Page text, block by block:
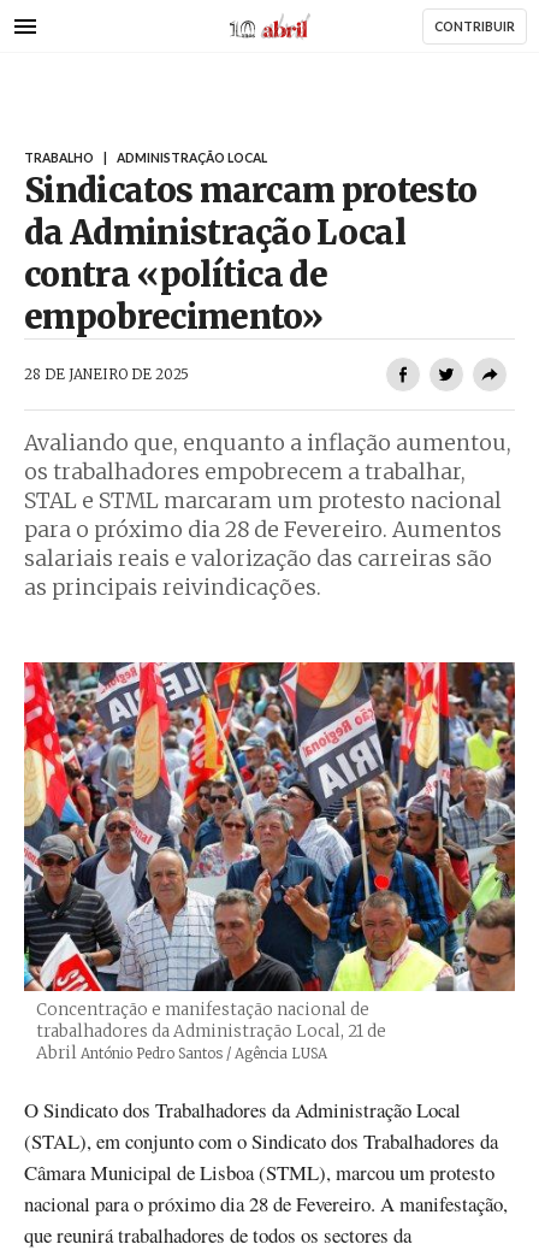
para
AbrilAbril CONTRIBUIR
TRABALHO ADMINISTRAÇÃO LOCAL
Sindicatos marcam protesto
da Administração Local
contra «política de
empobrecimento»
28 DE JANEIRO DE 2025
Avaliando que, enquanto a inflação aumentou,
os trabalhadores empobrecem a trabalhar,
STAL e STML marcaram um protesto nacional
para o próximo dia 28 de Fevereiro. Aumentos
salariais reais e valorização das carreiras são
as principais reivindicações.
Concentração e manifestação nacional de
trabalhadores da Administração Local, 21 de
Abril Créditos
António Pedro Santos / Agência LUSA
O Sindicato dos Trabalhadores da Administração Local
(STAL), em conjunto com o Sindicato dos Trabalhadores da
Câmara Municipal de Lisboa (STML), marcou um protesto
nacional para o próximo dia 28 de Fevereiro. A manifestação,
que reunirá trabalhadores de todos os sectores da